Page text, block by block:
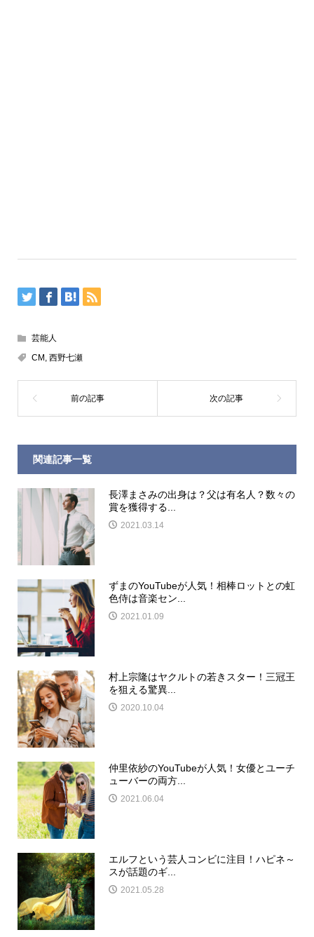
芸能人
CM 西野七瀬
関連記事一覧
長澤まさみの出身は？父は有名人？数々の
賞を獲得する...
2021.03.14
ずまのYouTubeが人気！相棒ロットとの虹
色侍は音楽セン...
2021.01.09
村上宗隆はヤクルトの若きスター！三冠王
を狙える驚異...
2020.10.04
仲里依紗のYouTubeが人気！女優とユーチ
ューバーの両方...
2021.06.04
エルフという芸人コンビに注目！ハピネ～
スが話題のギ...
2021.05.28